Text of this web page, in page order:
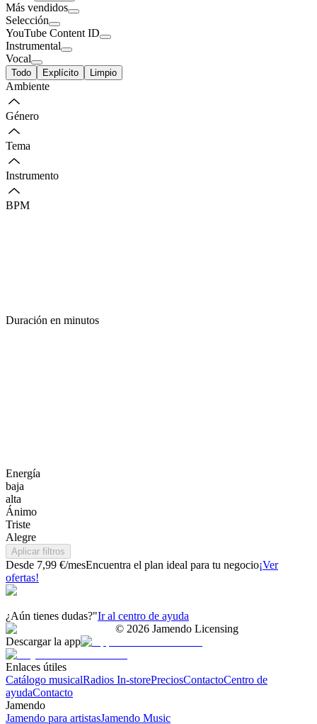
Más vendidos
Selección
YouTube Content ID
Instrumental
Vocal
Todo Explícito Limpio
Ambiente
Género
Tema
Instrumento
BPM
Duración en minutos
Energía
baja
alta
Ánimo
Triste
Alegre
Aplicar filtros
Desde 7,99 €/mesEncuentra el plan ideal para tu negocio¡Ver
ofertas!
¿Aún tienes dudas?"Ir al centro de ayuda
© 2026 Jamendo Licensing
Descargar la app
Enlaces útiles
Catálogo musicalRadios In-storePreciosContactoCentro de
ayudaContacto
Jamendo
Jamendo para artistasJamendo Music